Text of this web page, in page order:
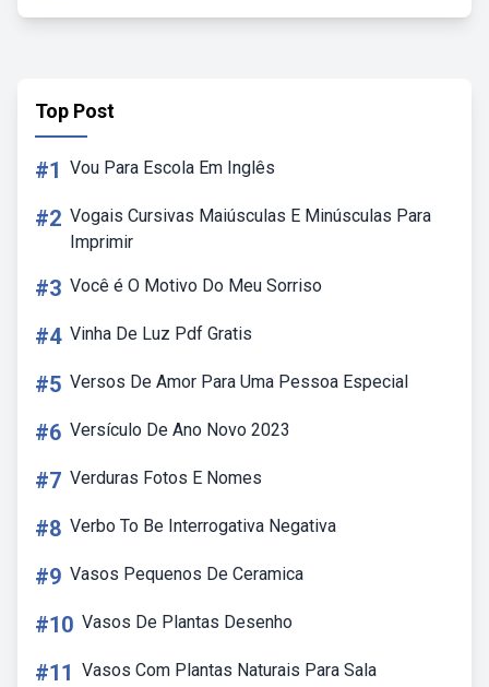
Top Post
#1 Vou Para Escola Em Inglês
#2 Vogais Cursivas Maiúsculas E Minúsculas Para
Imprimir
#3 Você é O Motivo Do Meu Sorriso
#4 Vinha De Luz Pdf Gratis
#5 Versos De Amor Para Uma Pessoa Especial
#6 Versículo De Ano Novo 2023
#7 Verduras Fotos E Nomes
#8 Verbo To Be Interrogativa Negativa
#9 Vasos Pequenos De Ceramica
#10 Vasos De Plantas Desenho
#11 Vasos Com Plantas Naturais Para Sala